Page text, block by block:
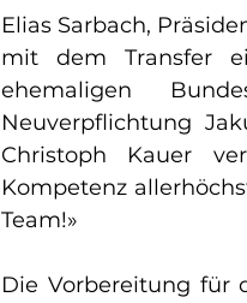
Elias Sarbach,
mit dem Transfer
ehemaligen
Neuverpflichtung
Christoph Kauer
Kompetenz
Team!»
Die Vorbereitung für